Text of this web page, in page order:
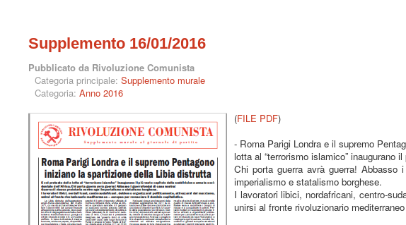
Supplemento 16/01/2016
Pubblicato da Rivoluzione Comunista
Categoria principale: Supplemento murale
Categoria: Anno 2016
(FILE PDF)
- Roma Parigi Londra e il supremo
lotta al “terrorismo islamico” inaugurano
Chi porta guerra avrà guerra! Abbasso
imperialismo e statalismo borghese.
I lavoratori libici, nordafricani, centro-
unirsi al fronte rivoluzionario